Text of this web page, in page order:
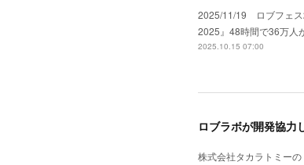
2025/11/19 ロブフェス
2025』48時間で36万人
2025.10.15 07:00
ロブラボが開発協力
株式会社タカラトミー